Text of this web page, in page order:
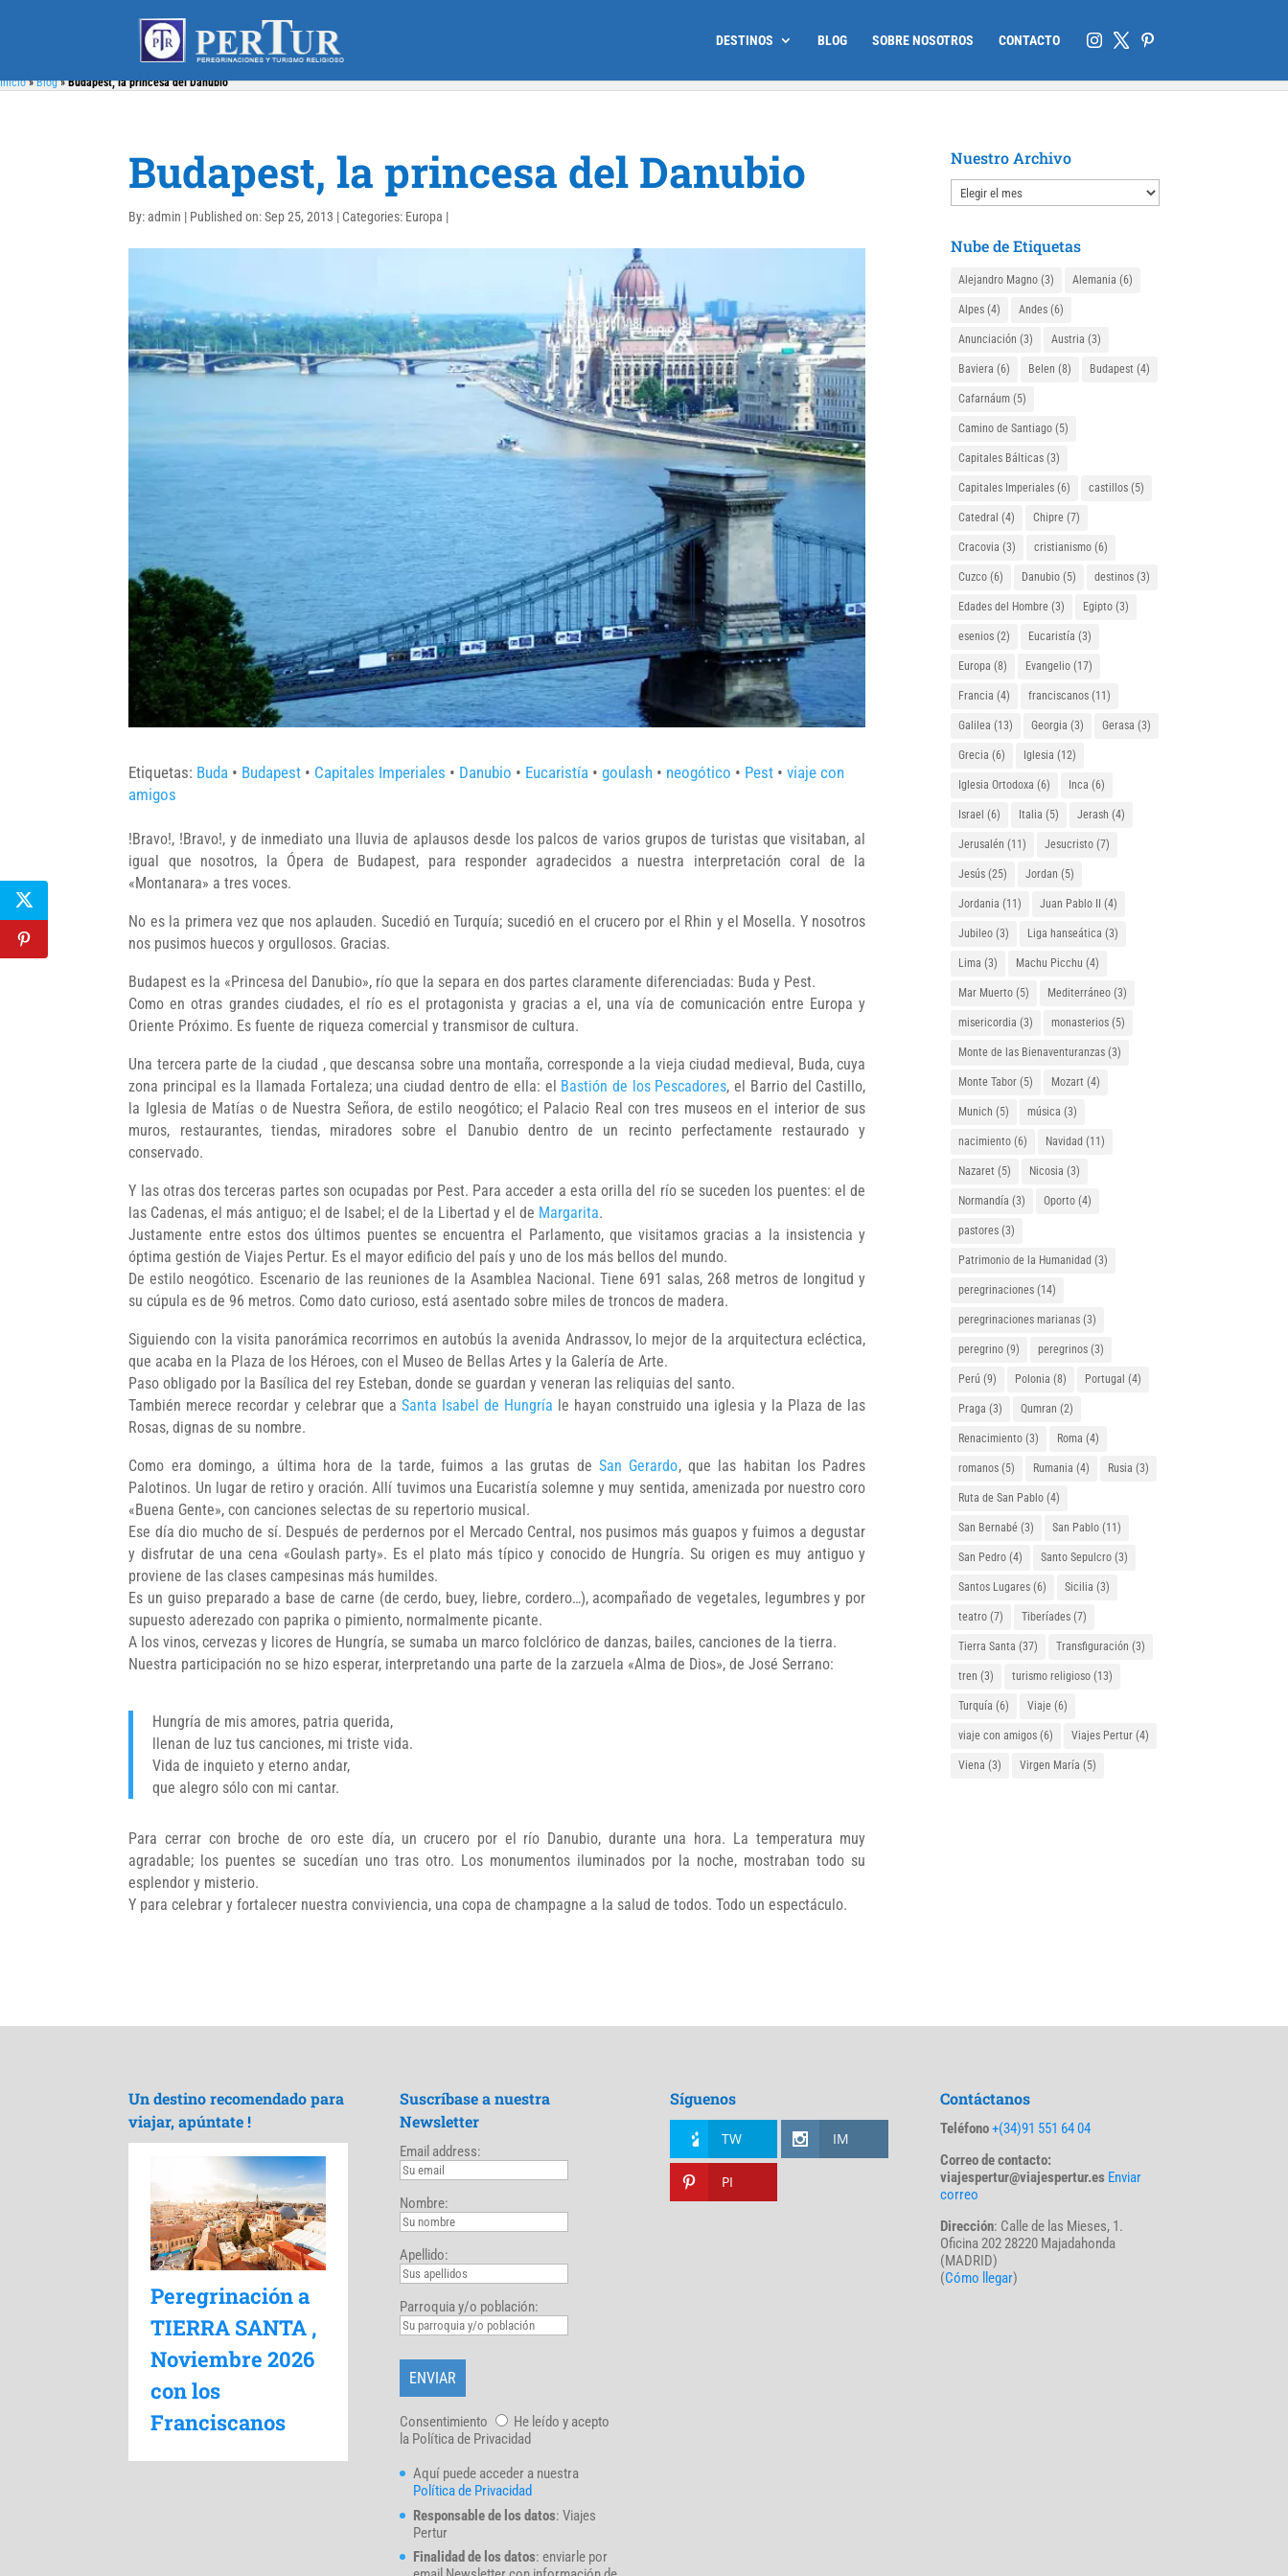
DESTINOS BLOG SOBRE NOSOTROS CONTACTO
Inicio»Blog»Budapest, la princesa del Danubio
Budapest, la princesa del Danubio
By:admin | Published on: Sep 25, 2013 | Categories: Europa |
Etiquetas: Buda • Budapest • Capitales Imperiales • Danubio • Eucaristía •goulash • neogótico • Pest •viaje con
amigos
!Bravo!, !Bravo!, y de inmediato una lluvia de aplausos desde los palcos de varios grupos de turistas que visitaban, al
igual que nosotros, la Ópera de Budapest, para responder agradecidos a nuestra interpretación coral de la
«Montanara» a tres voces.
No es la primera vez que nos aplauden. Sucedió en Turquía; sucedió en el crucero por el Rhin y el Mosella. Y nosotros
nos pusimos huecos y orgullosos. Gracias.
Budapest es la «Princesa del Danubio», río que la separa en dos partes claramente diferenciadas: Buda y Pest.
Como en otras grandes ciudades, el río es el protagonista y gracias a el, una vía de comunicación entre Europa y
Oriente Próximo. Es fuente de riqueza comercial y transmisor de cultura.
Una tercera parte de la ciudad , que descansa sobre una montaña, corresponde a la vieja ciudad medieval, Buda, cuya
zona principal es la llamada Fortaleza; una ciudad dentro de ella: el Bastión de los Pescadores, el Barrio del Castillo,
la Iglesia de Matías o de Nuestra Señora, de estilo neogótico; el Palacio Real con tres museos en el interior de sus
muros, restaurantes, tiendas, miradores sobre el Danubio dentro de un recinto perfectamente restaurado y
conservado.
Y las otras dos terceras partes son ocupadas por Pest. Para acceder a esta orilla del río se suceden los puentes: el de
las Cadenas, el más antiguo; el de Isabel; el de la Libertad y el de Margarita.
Justamente entre estos dos últimos puentes se encuentra el Parlamento, que visitamos gracias a la insistencia y
óptima gestión de Viajes Pertur. Es el mayor edificio del país y uno de los más bellos del mundo.
De estilo neogótico. Escenario de las reuniones de la Asamblea Nacional. Tiene 691 salas, 268 metros de longitud y
su cúpula es de 96 metros. Como dato curioso, está asentado sobre miles de troncos de madera.
Siguiendo con la visita panorámica recorrimos en autobús la avenida Andrassov, lo mejor de la arquitectura ecléctica,
que acaba en la Plaza de los Héroes, con el Museo de Bellas Artes y la Galería de Arte.
Paso obligado por la Basílica del rey Esteban, donde se guardan y veneran las reliquias del santo.
También merece recordar y celebrar que a Santa Isabel de Hungría le hayan construido una iglesia y la Plaza de las
Rosas, dignas de su nombre.
Como era domingo, a última hora de la tarde, fuimos a las grutas deSan Gerardo, que las habitan los Padres
Palotinos. Un lugar de retiro y oración. Allí tuvimos una Eucaristía solemne y muy sentida, amenizada por nuestro coro
«Buena Gente», con canciones selectas de su repertorio musical.
Ese día dio mucho de sí. Después de perdernos por el Mercado Central, nos pusimos más guapos y fuimos a degustar
y disfrutar de una cena «Goulash party». Es el plato más típico y conocido de Hungría. Su origen es muy antiguo y
proviene de las clases campesinas más humildes.
Es un guiso preparado a base de carne (de cerdo, buey, liebre, cordero…), acompañado de vegetales, legumbres y por
supuesto aderezado con paprika o pimiento, normalmente picante.
A los vinos, cervezas y licores de Hungría, se sumaba un marco folclórico de danzas, bailes, canciones de la tierra.
Nuestra participación no se hizo esperar, interpretando una parte de la zarzuela «Alma de Dios», de José Serrano:
Hungría de mis amores, patria querida,
llenan de luz tus canciones, mi triste vida.
Vida de inquieto y eterno andar,
que alegro sólo con mi cantar.
Para cerrar con broche de oro este día, un crucero por el río Danubio, durante una hora. La temperatura muy
agradable; los puentes se sucedían uno tras otro. Los monumentos iluminados por la noche, mostraban todo su
esplendor y misterio.
Y para celebrar y fortalecer nuestra conviviencia, una copa de champagne a la salud de todos. Todo un espectáculo.
Nuestro Archivo
Nuestro
Archivo
Nube de Etiquetas
Alejandro Magno (3) Alemania (6)
Alpes (4) Andes (6)
Anunciación (3) Austria (3)
Baviera (6) Belen (8) Budapest (4)
Cafarnáum (5)
Camino de Santiago (5)
Capitales Bálticas (3)
Capitales Imperiales (6) castillos (5)
Catedral (4) Chipre (7)
Cracovia (3) cristianismo (6)
Cuzco (6) Danubio (5) destinos (3)
Edades del Hombre (3) Egipto (3)
esenios (2) Eucaristía (3)
Europa (8) Evangelio (17)
Francia (4) franciscanos (11)
Galilea (13) Georgia (3) Gerasa (3)
Grecia (6) Iglesia (12)
Iglesia Ortodoxa (6) Inca (6)
Israel (6) Italia (5) Jerash (4)
Jerusalén (11) Jesucristo (7)
Jesús (25) Jordan (5)
Jordania (11) Juan Pablo II (4)
Jubileo (3) Liga hanseática (3)
Lima (3) Machu Picchu (4)
Mar Muerto (5) Mediterráneo (3)
misericordia (3) monasterios (5)
Monte de las Bienaventuranzas (3)
Monte Tabor (5) Mozart (4)
Munich (5) música (3)
nacimiento (6) Navidad (11)
Nazaret (5) Nicosia (3)
Normandía (3) Oporto (4)
pastores (3)
Patrimonio de la Humanidad (3)
peregrinaciones (14)
peregrinaciones marianas (3)
peregrino (9) peregrinos (3)
Perú (9) Polonia (8) Portugal (4)
Praga (3) Qumran (2)
Renacimiento (3) Roma (4)
romanos (5) Rumania (4) Rusia (3)
Ruta de San Pablo (4)
San Bernabé (3) San Pablo (11)
San Pedro (4) Santo Sepulcro (3)
Santos Lugares (6) Sicilia (3)
teatro (7) Tiberíades (7)
Tierra Santa (37) Transfiguración (3)
tren (3) turismo religioso (13)
Turquía (6) Viaje (6)
viaje con amigos (6) Viajes Pertur (4)
Viena (3) Virgen María (5)
Un destino recomendado para
viajar, apúntate !
Peregrinación a
TIERRA SANTA ,
Noviembre 2026
con los
Franciscanos
Suscríbase a nuestra
Newsletter
Email address:
Nombre:
Apellido:
Parroquia y/o población:
Consentimiento
He leído y acepto
la Política de Privacidad
Aquí puede acceder a nuestra
Política de Privacidad
Responsable de los datos: Viajes
Pertur
Finalidad de los datos: enviarle por
Síguenos
TW IM
PI
Contáctanos
Teléfono+(34)91 551 64 04
Correo de contacto:
viajespertur@viajespertur.es Enviar
correo
Dirección: Calle de las Mieses, 1.
Oficina 202 28220 Majadahonda
(MADRID)
(Cómo llegar)